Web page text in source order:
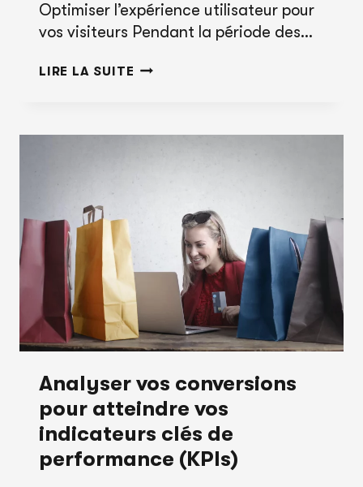
Optimiser l’expérience utilisateur pour
vos visiteurs Pendant la période des…
LIRE LA SUITE CONSEILS
POUR
FÊTES
Analyser vos conversions
pour atteindre vos
indicateurs clés de
performance (KPIs)